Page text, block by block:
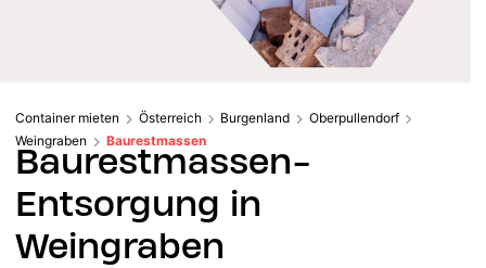
Container mieten Österreich Burgenland
Oberpullendorf
Weingraben
Baurestmassen
Baurestmassen-
Entsorgung in
Weingraben